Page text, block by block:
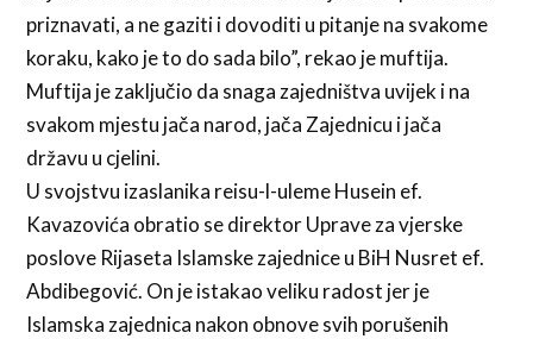
priznavati, a ne gaziti i dovoditi u pitanje na svakome
koraku, kako je to do sada bilo”, rekao je muftija.
Muftija je zaključio da snaga zajedništva uvijek i na
svakom mjestu jača narod, jača Zajednicu i jača
državu u cjelini.
U svojstvu izaslanika reisu-l-uleme Husein ef.
Kavazovića obratio se direktor Uprave za vjerske
poslove Rijaseta Islamske zajednice u BiH Nusret ef.
Abdibegović. On je istakao veliku radost jer je
Islamska zajednica nakon obnove svih porušenih